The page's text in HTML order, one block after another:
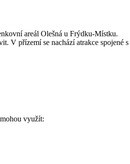
areál Olešná u Frýdku-Místku.
V přízemí se nachází atrakce spojené
využít: